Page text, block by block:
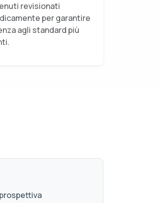
revisionati
per garantire
agli standard più